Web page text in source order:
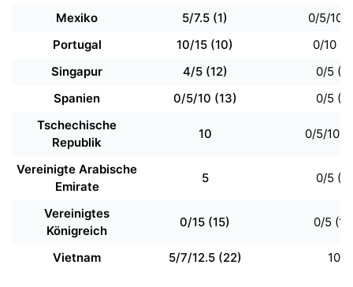
Mexiko
5/7.5 (1)
0/5/10
Portugal
10/15 (10)
0/10
Singapur
4/5 (12)
0/5 (4)
Spanien
0/5/10 (13)
0/5 (4)
Tschechische
Republik
10 0/5/10
Vereinigte Arabische
Emirate
5 0/5 (4)
Vereinigtes
Königreich
0/15 (15) 0/5
Vietnam 5/7/12.5 (22) 10